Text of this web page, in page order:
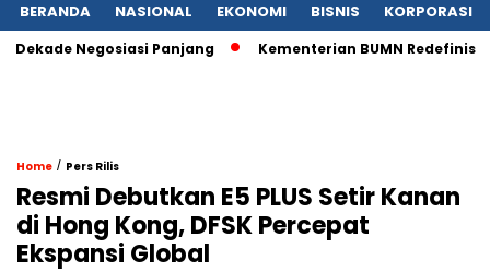
BERANDA NASIONAL EKONOMI BISNIS KORPORASI
Negosiasi Panjang Kementerian BUMN Redefinisi Peran
Home / Pers Rilis
Resmi Debutkan E5 PLUS Setir Kanan
di Hong Kong, DFSK Percepat
Ekspansi Global